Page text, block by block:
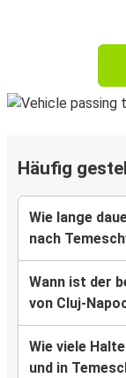
Häufig
Wie lange
nach
Wann ist der
von Cluj-
Wie viele
und in